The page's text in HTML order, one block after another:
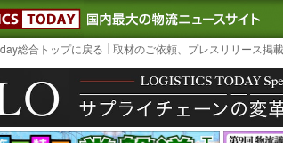
LOGISTICS TODAY｜国内最
総合トップに戻る 取材のご依頼、プレスリリース掲